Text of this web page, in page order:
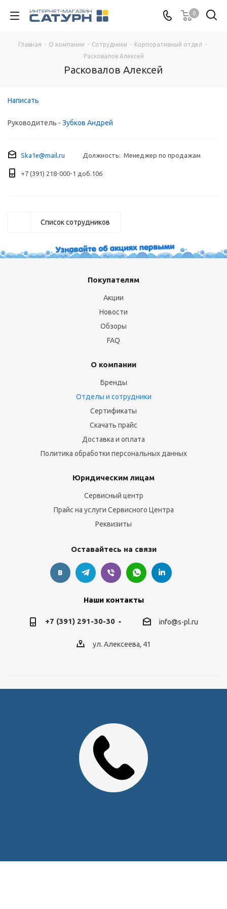
0
Главная - О компании - Сотрудники - Корпоративный отдел -
Расковалов Алексей
Расковалов Алексей
Написать
Руководитель - Зубков Андрей
Ska1e@mail.ru Должность: Менеджер по продажам
+7 (391) 218-000-1 доб.106
Список сотрудников
Покупателям
Акции
Новости
Обзоры
FAQ
О компании
Бренды
Отделы и сотрудники
Сертификаты
Скачать прайс
Доставка и оплата
Политика обработки персональных данных
Юридическим лицам
Сервисный центр
Прайс на услуги Сервисного Центра
Реквизиты
Оставайтесь на связи
Наши контакты
+7 (391) 291-30-30 info@s-pl.ru
ул. Алексеева, 41